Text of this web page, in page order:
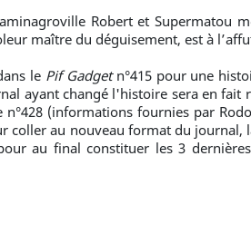
Robert et Supermatou
maître du déguisement, est à
le Pif Gadgetn°415 pour une
ayant changé l'histoire sera en fait
(informations fournies par
coller au nouveau format du journal,
au final constituer les 3